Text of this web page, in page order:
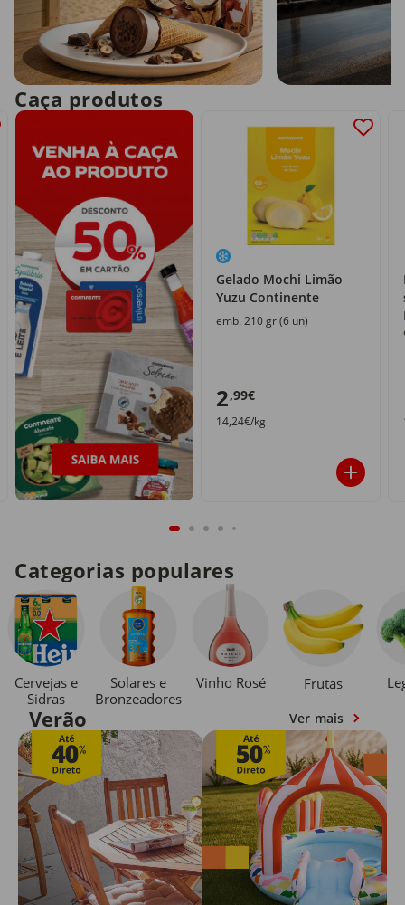
Caça produtos
Gelado Mochi Limão
Yuzu Continente
emb. 210 gr (6 un)
2,99€
14,24€/kg
Categorias populares
Cervejas e
Sidras
Solares e
Bronzeadores
Vinho Rosé Frutas
Verão Ver mais